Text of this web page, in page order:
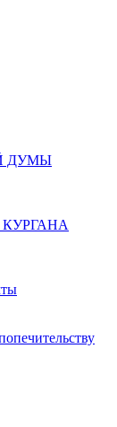
ДУМЫ